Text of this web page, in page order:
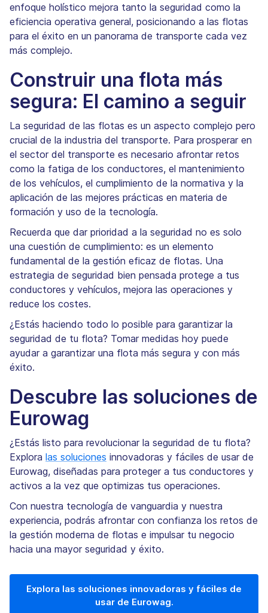
enfoque holístico mejora tanto la seguridad como la
eficiencia operativa general, posicionando a las flotas
para el éxito en un panorama de transporte cada vez
más complejo.
Construir una flota más
segura: El camino a seguir
La seguridad de las flotas es un aspecto complejo pero
crucial de la industria del transporte. Para prosperar en
el sector del transporte es necesario afrontar retos
como la fatiga de los conductores, el mantenimiento
de los vehículos, el cumplimiento de la normativa y la
aplicación de las mejores prácticas en materia de
formación y uso de la tecnología.
Recuerda que dar prioridad a la seguridad no es solo
una cuestión de cumplimiento: es un elemento
fundamental de la gestión eficaz de flotas. Una
estrategia de seguridad bien pensada protege a tus
conductores y vehículos, mejora las operaciones y
reduce los costes.
¿Estás haciendo todo lo posible para garantizar la
seguridad de tu flota? Tomar medidas hoy puede
ayudar a garantizar una flota más segura y con más
éxito.
Descubre las soluciones de
Eurowag
¿Estás listo para revolucionar la seguridad de tu flota?
Explora las soluciones innovadoras y fáciles de usar de
Eurowag, diseñadas para proteger a tus conductores y
activos a la vez que optimizas tus operaciones.
Con nuestra tecnología de vanguardia y nuestra
experiencia, podrás afrontar con confianza los retos de
la gestión moderna de flotas e impulsar tu negocio
hacia una mayor seguridad y éxito.
Explora las soluciones innovadoras y fáciles de
usar de Eurowag.